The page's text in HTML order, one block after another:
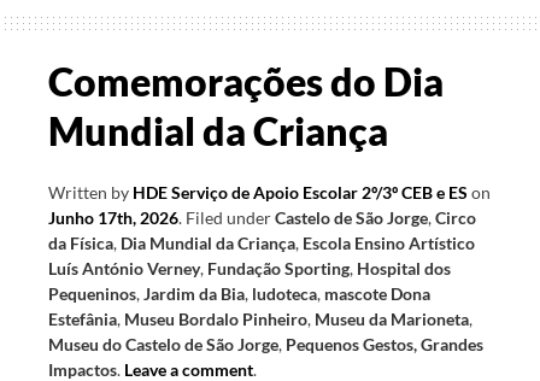
Comemorações do Dia
Mundial da Criança
Written by HDE Serviço de Apoio Escolar 2º/3º CEB e ES on
Junho 17th, 2026. Filed underCastelo de São Jorge,Circo
da Física, Dia Mundial da Criança, Escola Ensino Artístico
Luís António Verney, Fundação Sporting, Hospital dos
Pequeninos,Jardim da Bia, ludoteca, mascote Dona
Estefânia, Museu Bordalo Pinheiro, Museu da Marioneta,
Museu do Castelo de São Jorge, Pequenos Gestos, Grandes
Impactos. Leave a comment.